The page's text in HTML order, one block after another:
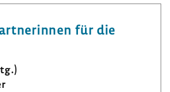
für die